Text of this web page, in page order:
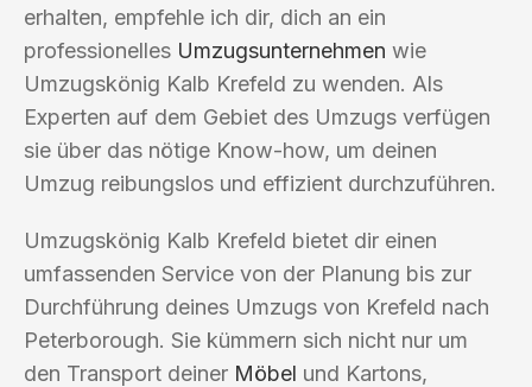
erhalten, empfehle ich dir, dich an ein
professionelles Umzugsunternehmen wie
Umzugskönig Kalb Krefeld zu wenden. Als
Experten auf dem Gebiet des Umzugs verfügen
sie über das nötige Know-how, um deinen
Umzug reibungslos und effizient durchzuführen.
Umzugskönig Kalb Krefeld bietet dir einen
umfassenden Service von der Planung bis zur
Durchführung deines Umzugs von Krefeld nach
Peterborough. Sie kümmern sich nicht nur um
den Transport deiner Möbel und Kartons,